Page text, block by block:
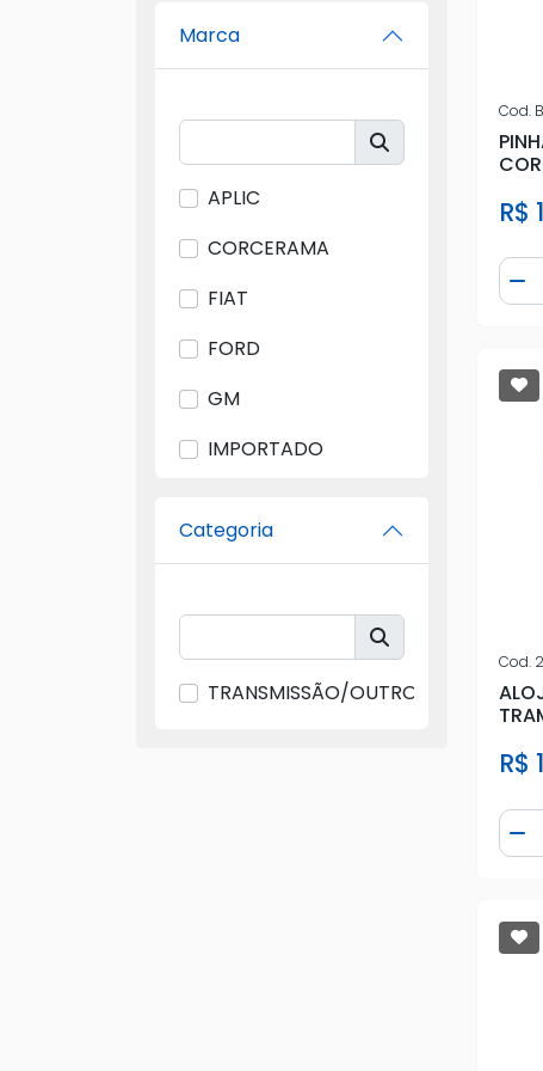
Marca
APLIC
CORCERAMA
FIAT
FORD
GM
IMPORTADO
PATRAL
Categoria
TRANSMISSÃO/OUTROS
Cod.
R$
Cod.
R$